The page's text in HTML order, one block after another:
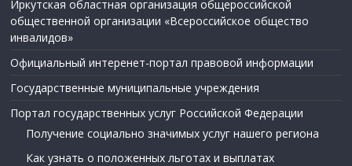
Иркутская областная организация общероссийской
общественной организации «Всероссийское общество
инвалидов»
Официальный интеренет-портал правовой информации
Государственные муниципальные учреждения
Портал государственных услуг Российской Федерации
Получение социально значимых услуг нашего региона
Как узнать о положенных льготах и выплатах